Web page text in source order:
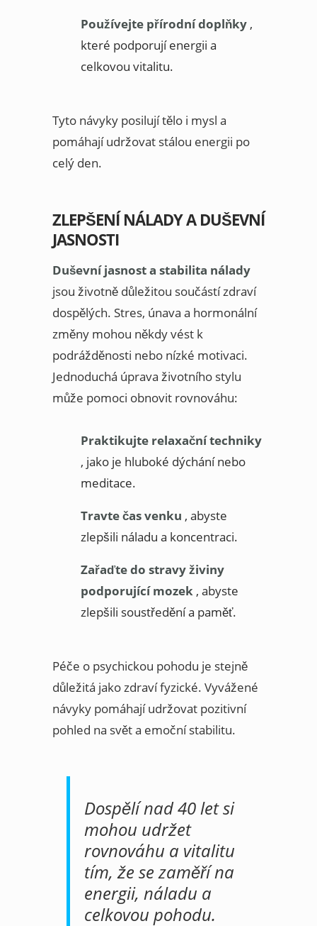
Používejte přírodní doplňky ,
které podporují energii a
celkovou vitalitu.
Tyto návyky posilují tělo i mysl a
pomáhají udržovat stálou energii po
celý den.
ZLEPŠENÍ NÁLADY A DUŠEVNÍ
JASNOSTI
Duševní jasnost a stabilita nálady
jsou životně důležitou součástí zdraví
dospělých. Stres, únava a hormonální
změny mohou někdy vést k
podrážděnosti nebo nízké motivaci.
Jednoduchá úprava životního stylu
může pomoci obnovit rovnováhu:
Praktikujte relaxační techniky
, jako je hluboké dýchání nebo
meditace.
Travte čas venku , abyste
zlepšili náladu a koncentraci.
Zařaďte do stravy živiny
podporující mozek , abyste
zlepšili soustředění a paměť.
Péče o psychickou pohodu je stejně
důležitá jako zdraví fyzické. Vyvážené
návyky pomáhají udržovat pozitivní
pohled na svět a emoční stabilitu.
Dospělí nad 40 let si
mohou udržet
rovnováhu a vitalitu
tím, že se zaměří na
energii, náladu a
celkovou pohodu.